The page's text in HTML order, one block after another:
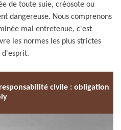
de toute suie, créosote ou
dangereuse. Nous comprenons
mal entretenue, c'est
les normes les plus strictes
d'esprit.
civile : obligation